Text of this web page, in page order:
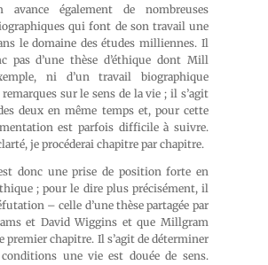
avance également de nombreuses
qui font de son travail une
le domaine des études milliennes. Il
pas d’une thèse d’éthique dont Mill
ni d’un travail biographique
sur le sens de la vie ; il s’agit
deux en même temps et, pour cette
est parfois difficile à suivre.
je procéderai chapitre par chapitre.
donc une prise de position forte en
; pour le dire plus précisément, il
– celle d’une thèse partagée par
et David Wiggins et que Millgram
premier chapitre. Il s’agit de déterminer
une vie est douée de sens.